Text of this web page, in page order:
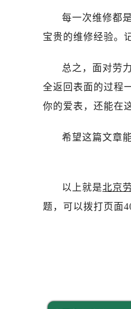
黑
吉
吉
吉
吉林
吉
辽
辽宁
辽
辽
每一次维修都
宝贵的维修经验。
总之，面对劳
全返回表面的过程
你的爱表，还能在
希望这篇文章
以上就是北京
题，可以拨打页面